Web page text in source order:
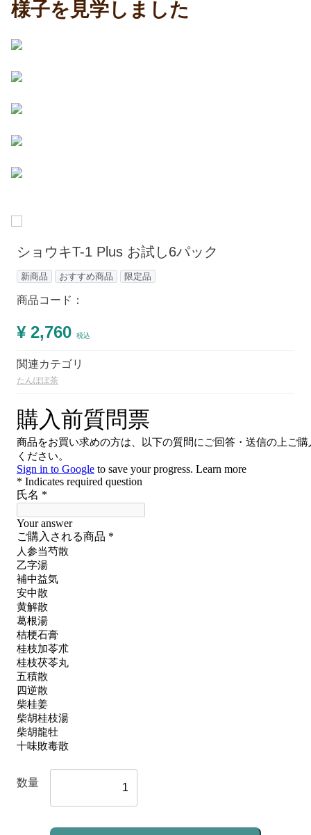
様子を見学しました
ショウキT-1 Plus お試し6パック
新商品 おすすめ商品 限定品
商品コード：
¥ 2,760 税込
関連カテゴリ
たんぽぽ茶
数量